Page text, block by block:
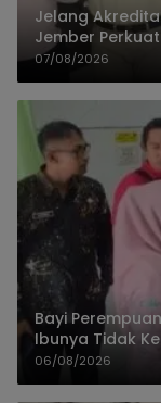
Jelang
Jember
07/08/2026
Bayi
Ibunya Tidak
Keberadaan
06/08/2026